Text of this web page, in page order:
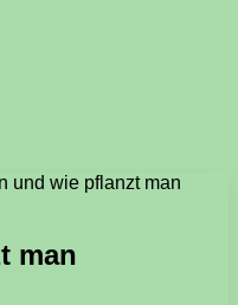
und wie pflanzt man
man